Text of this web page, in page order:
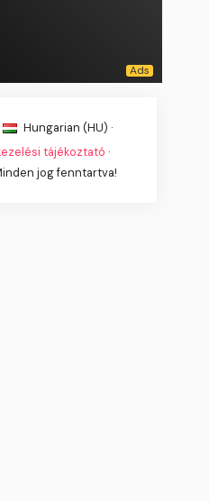
Hungarian (HU) ·
tájékoztató ·
jog fenntartva!